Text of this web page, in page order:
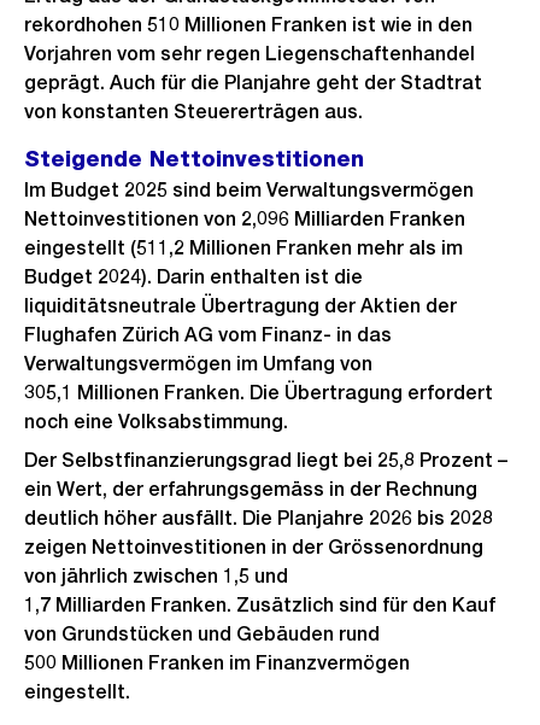
rekordhohen 510 Millionen Franken ist wie in den
Vorjahren vom sehr regen Liegenschaftenhandel
geprägt. Auch für die Planjahre geht der Stadtrat
von konstanten Steuererträgen aus.
Steigende Nettoinvestitionen
Im Budget 2025 sind beim Verwaltungsvermögen
Nettoinvestitionen von 2,096 Milliarden Franken
eingestellt (511,2 Millionen Franken mehr als im
Budget 2024). Darin enthalten ist die
liquiditätsneutrale Übertragung der Aktien der
Flughafen Zürich AG vom Finanz- in das
Verwaltungsvermögen im Umfang von
305,1 Millionen Franken. Die Übertragung erfordert
noch eine Volksabstimmung.
Der Selbstfinanzierungsgrad liegt bei 25,8 Prozent –
ein Wert, der erfahrungsgemäss in der Rechnung
deutlich höher ausfällt. Die Planjahre 2026 bis 2028
zeigen Nettoinvestitionen in der Grössenordnung
von jährlich zwischen 1,5 und
1,7 Milliarden Franken. Zusätzlich sind für den Kauf
von Grundstücken und Gebäuden rund
500 Millionen Franken im Finanzvermögen
eingestellt.